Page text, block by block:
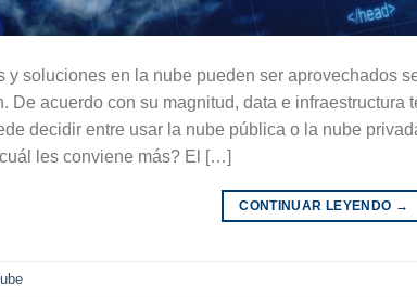
y soluciones en la nube pueden ser aprovechados
De acuerdo con su magnitud, data e infraestructura
decidir entre usar la nube pública o la nube
les conviene más? El […]
CONTINUAR LEYENDO →